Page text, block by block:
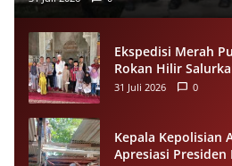
Ekspedisi Merah
Rokan Hilir
untuk Anak Yatim
31 Juli 2026 0
Kepala Kepolisian
Apresiasi